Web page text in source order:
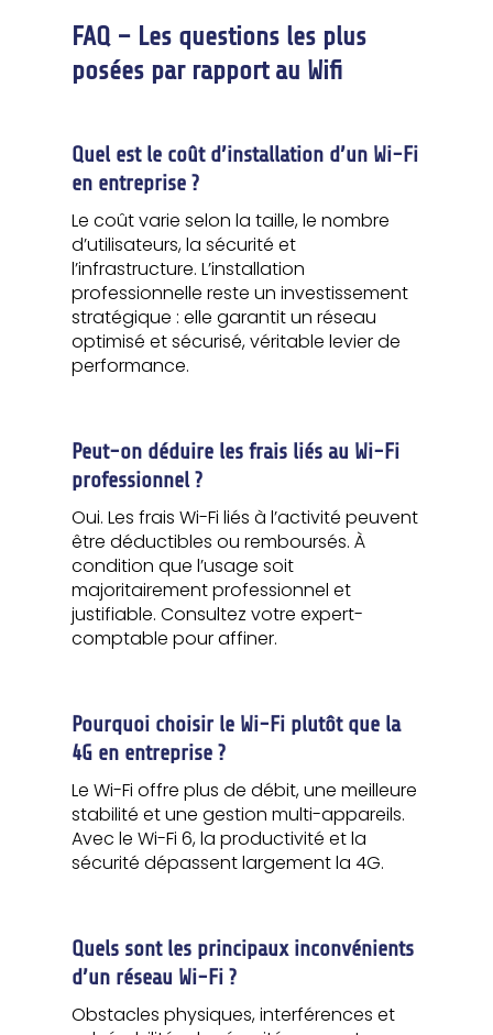
FAQ – Les questions les plus
posées par rapport au Wifi
Quel est le coût d’installation d’un Wi-Fi
en entreprise ?
Le coût varie selon la taille, le nombre
d’utilisateurs, la sécurité et
l’infrastructure. L’installation
professionnelle reste un investissement
stratégique : elle garantit un réseau
optimisé et sécurisé, véritable levier de
performance.
Peut-on déduire les frais liés au Wi-Fi
professionnel ?
Oui. Les frais Wi-Fi liés à l’activité peuvent
être déductibles ou remboursés. À
condition que l’usage soit
majoritairement professionnel et
justifiable. Consultez votre expert-
comptable pour affiner.
Pourquoi choisir le Wi-Fi plutôt que la
4G en entreprise ?
Le Wi-Fi offre plus de débit, une meilleure
stabilité et une gestion multi-appareils.
Avec le Wi-Fi 6, la productivité et la
sécurité dépassent largement la 4G.
Quels sont les principaux inconvénients
d’un réseau Wi-Fi ?
Obstacles physiques, interférences et